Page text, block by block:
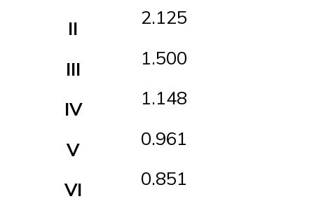
II
III
IV
V
VI
2.125
1.500
1.148
0.961
0.851